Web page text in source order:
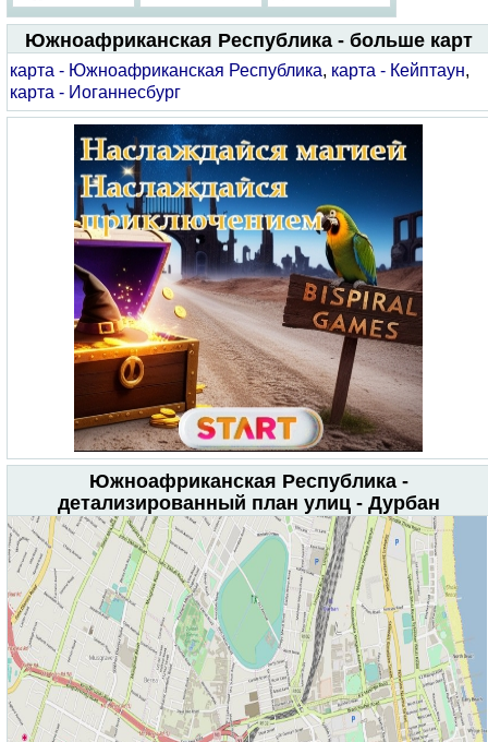
Южноафриканская Республика - больше карт
карта - Южноафриканская Республика, карта - Кейптаун,
карта - Иоганнесбург
Южноафриканская Республика -
детализированный план улиц - Дурбан